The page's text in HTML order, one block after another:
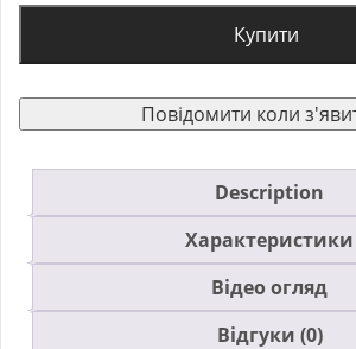
Купити
Повідомити коли
Description
Характеристики
Відео огляд
Відгуки (0)